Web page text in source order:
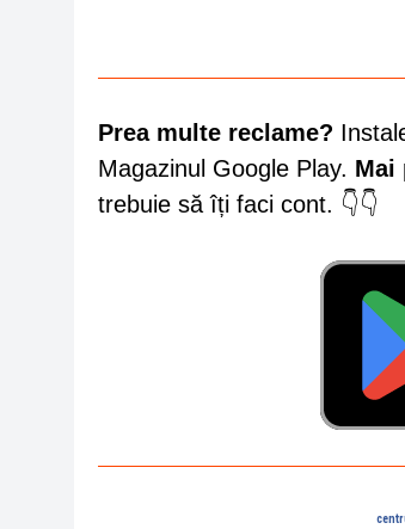
Prea multe reclame?
Magazinul Google Play. Mai
trebuie să îți faci cont. 👇👇